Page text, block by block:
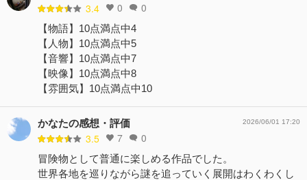
3.4 0 0
【物語】10点満点中4
【人物】10点満点中5
【音響】10点満点中7
【映像】10点満点中8
【雰囲気】10点満点中10
かなたの感想・評価
3.5 7 0
2026/06/01 17:20
冒険物として普通に楽しめる作品でした。
世界各地を巡りながら謎を追っていく展開はわくわくし